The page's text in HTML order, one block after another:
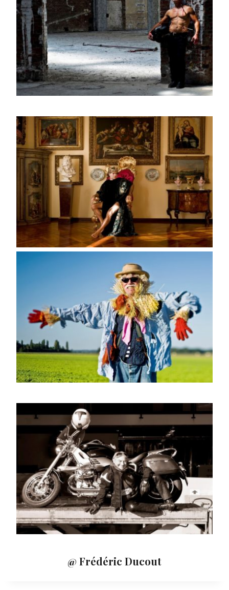
@ Frédéric Ducout